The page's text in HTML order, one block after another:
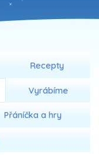
Recepty
Vyrábíme
Přáníčka a hry